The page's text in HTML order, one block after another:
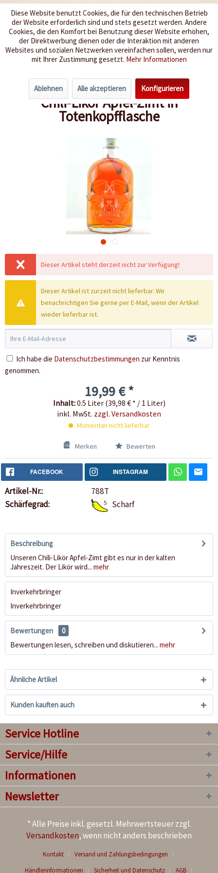
Wir würzen Ihr Leben
Menü
Übersicht Spirituosen
Chili-Likör Apfel-Zimt in
Totenkopfflasche
Dieser Artikel steht derzeit nicht zur Verfügung!
Dieser Artikel ist zurzeit nicht lieferbar. Wir
benachrichtigen Sie gerne per E-Mail, wenn der Artikel
wieder lieferbar ist.
Ich habe die Datenschutzbestimmungen zur Kenntnis
genommen.
19,99 € *
Inhalt:0.5 Liter (39,98 € * / 1 Liter)
inkl. MwSt. zzgl. Versandkosten
Momentan nicht lieferbar
Merken Bewerten
FACEBOOK INSTAGRAM
Artikel-Nr.:
788T
Schärfegrad:
5 Scharf
Beschreibung
Unseren Chili-Likör Apfel-Zimt gibt es nur in der kalten
Jahreszeit. Der Likör wird... mehr
Inverkehrbringer
Inverkehrbringer
Bewertungen
0
Bewertungen lesen, schreiben und diskutieren... mehr
Ähnliche Artikel
Kunden kauften auch
Service Hotline
Service/Hilfe
Informationen
Newsletter
* Alle Preise inkl. gesetzl. Mehrwertsteuer zzgl.
Versandkosten, wenn nicht anders beschrieben
Kontakt
Versand und Zahlungsbedingungen
Händlerinformationen
Sicherheit und Datenschutz AGB
Diese Website benutzt Cookies, die für den technischen Betrieb
der Website erforderlich sind und stets gesetzt werden. Andere
Cookies, die den Komfort bei Benutzung dieser Website erhöhen,
der Direktwerbung dienen oder die Interaktion mit anderen
Websites und sozialen Netzwerken vereinfachen sollen, werden nur
mit Ihrer Zustimmung gesetzt. Mehr Informationen
Ablehnen Alle akzeptieren Konfigurieren